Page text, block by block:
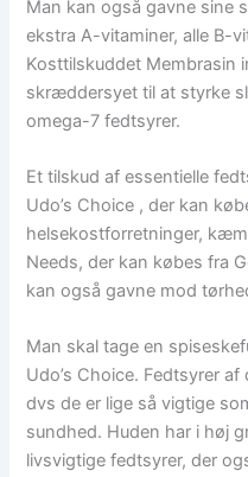
Man kan også gavne sine
ekstra A-vitaminer, alle B-
Kosttilskuddet Membrasin
skræddersyet til at styrke
omega-7 fedtsyrer.
Et tilskud af essentielle
Udo’s Choice , der kan
helsekostforretninger,
Needs, der kan købes fra
kan også gavne mod
Man skal tage en
Udo’s Choice. Fedtsyrer
dvs de er lige så vigtige
sundhed. Huden har i høj
livsvigtige fedtsyrer, der